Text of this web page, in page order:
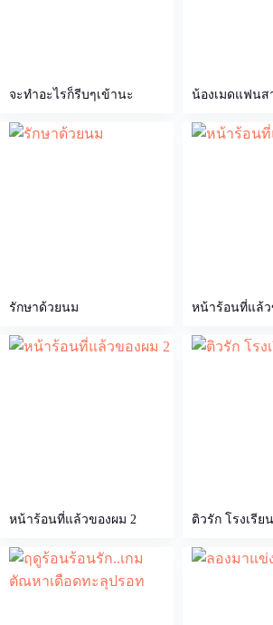
จะทำอะไรก็รีบๆเข้านะ น้องเมดแฟนส
รักษาด้วยนม หน้าร้อนที่แล้ว
หน้าร้อนที่แล้วของผม 2 ติวรัก โรงเรีย